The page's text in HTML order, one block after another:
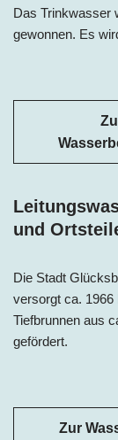
Das Trinkwasser
gewonnen. Es
und
Die Stadt
versorgt ca.
Tiefbrunnen aus
gefördert.
Zur